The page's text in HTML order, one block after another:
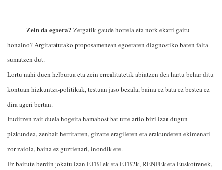
Zein da egoera? Zergatik gaude horrela eta nork ekarri gaitu
honaino? Argitaratutako proposamenean egoeraren diagnostiko baten falta
sumatzen dut.
Lortu nahi duen helburua eta zein errealitatetik abiatzen den hartu behar ditu
kontuan hizkuntza-politikak, testuan jaso bezala, baina ez bata ez bestea ez
dira ageri bertan.
Iruditzen zait duela hogeita hamabost bat urte artio bizi izan dugun
pizkundea, zenbait herritarren, gizarte-eragileren eta erakunderen ekimenari
zor zaiola, baina ez guztienari, inondik ere.
Ez baitute berdin jokatu izan ETB1ek eta ETB2k, RENFEk eta Euskotrenek,